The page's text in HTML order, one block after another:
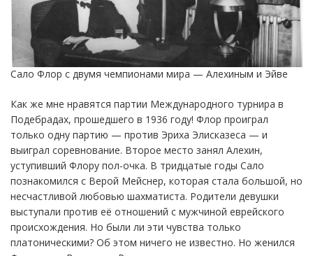
Сало Флор с двумя чемпионами мира — Алехиным и Эйве
Как же мне нравятся партии Международного турнира в
Подебрадах, прошедшего в 1936 году! Флор проиграл
только одну партию — против Эриха Элисказеса — и
выиграл соревнование. Второе место занял Алехин,
уступивший Флору пол-очка. В тридцатые годы Сало
познакомился с Верой Мейснер, которая стала большой, но
несчастливой любовью шахматиста. Родители девушки
выступали против её отношений с мужчиной еврейского
происхождения. Но были ли эти чувства только
платоническими? Об этом ничего не известно. Но женился